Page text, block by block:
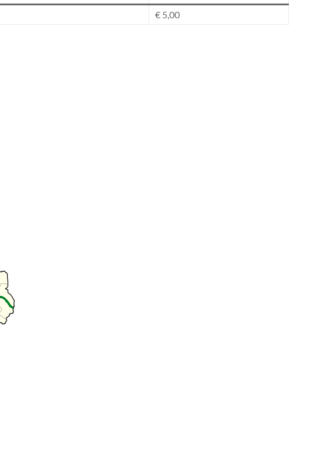
€ 5,00